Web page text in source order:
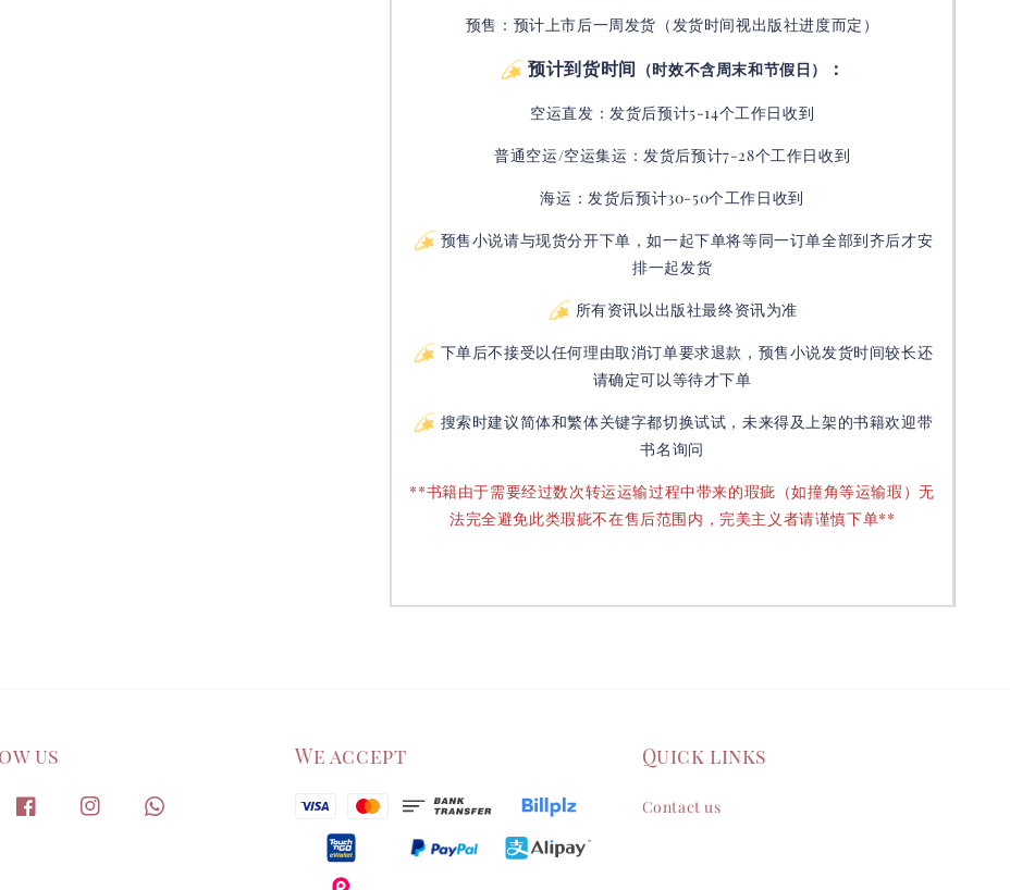
预售：预计上市后一周发货（发货时间视出版社进度而定 ）
预计到货时间 （时效不含周末和节假日） ：
空运直发：发货后预计5-14个工作日收到
普通空运/空运集运：发货后预计7-28个工作日收到
海运：发货后预计30-50个工作日收到
预售小说请与现货分开下单，如一起下单将等同一订单全部到齐后才安
排一起发货
所有资讯以出版社最终资讯为准
下单后不接受以任何理由取消订单要求退款，预售小说发货时间较长还
请确定可以等待才下单
搜索时建议简体和繁体关键字都切换试试，未来得及上架的书籍欢迎带
书名询问
**书籍由于需要经过数次转运运输过程中带来的瑕疵（如撞角等运输瑕）无
法完全避免此类瑕疵不在售后范围内，完美主义者请谨慎下单**
us We accept Quick links
Contact us